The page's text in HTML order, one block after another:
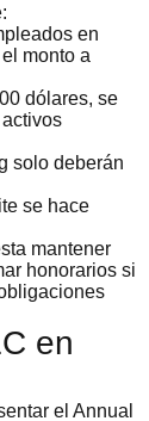
en
monto a
dólares, se
solo deberán
se hace
mantener
honorarios si
en
el Annual